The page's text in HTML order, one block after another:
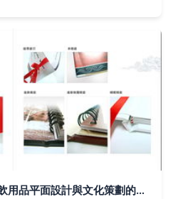
味覺與視覺的對話 酒店餐飲用品平面設計與文化策劃的融合之道